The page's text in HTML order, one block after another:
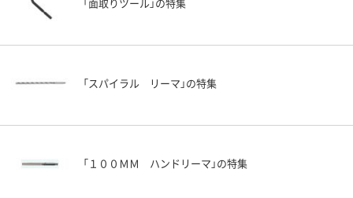
「スパイラル リーマ」の特集
「１００ＭＭ ハンドリーマ」の特集